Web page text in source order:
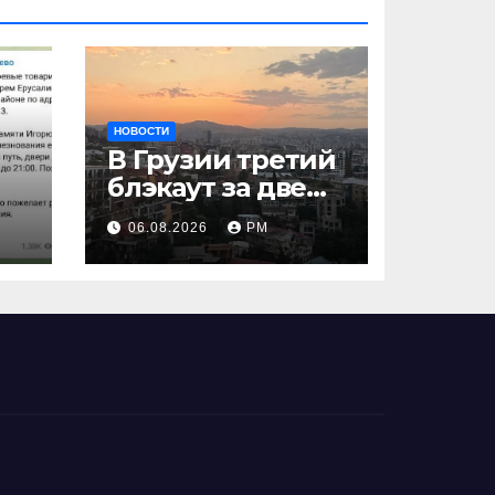
НОВОСТИ
В Грузии третий
блэкаут за две
недели
06.08.2026 РМ